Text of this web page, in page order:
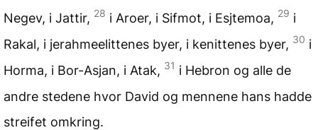
Negev, i Jattir, 28 i Aroer, i Sifmot, i Esjtemoa, 29 i
Rakal, i jerahmeelittenes byer, i kenittenes byer, 30 i
Horma, i Bor-Asjan, i Atak, 31 i Hebron og alle de
andre stedene hvor David og mennene hans hadde
streifet omkring.